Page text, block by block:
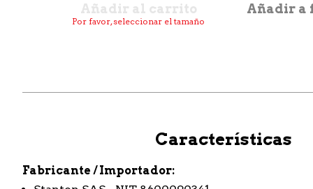
Añadir al carrito
Por favor, seleccionar el tamaño
Añadir a
Características
Fabricante / Importador